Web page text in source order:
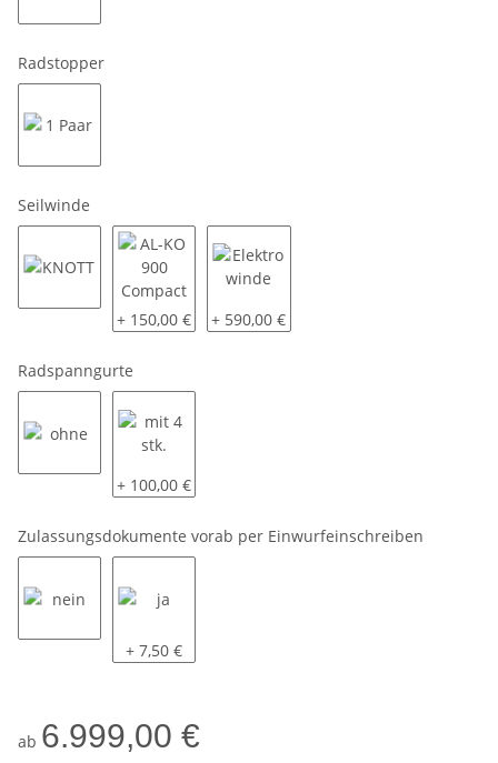
Radstopper
Seilwinde
AL-KO 900 Compact
+ 150,00 € Elektrowinde
+ 590,00 €
Radspanngurte
mit 4 stk.
+ 100,00 €
Zulassungsdokumente vorab per Einwurfeinschreiben
ja
+ 7,50 €
ab 6.999,00 €